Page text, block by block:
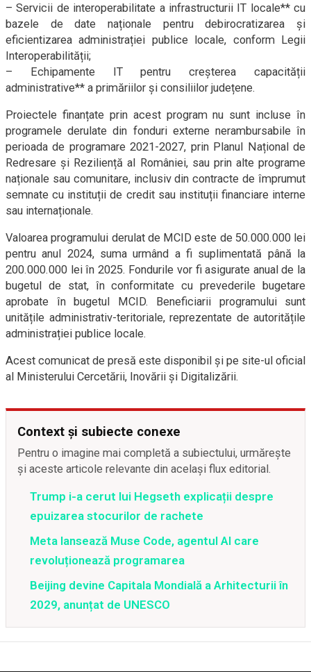
– Servicii de interoperabilitate a infrastructurii IT locale** cu
bazele de date naționale pentru debirocratizarea și
eficientizarea administrației publice locale, conform Legii
Interoperabilității;
– Echipamente IT pentru creșterea capacității
administrative** a primăriilor și consiliilor județene.
Proiectele finanțate prin acest program nu sunt incluse în
programele derulate din fonduri externe nerambursabile în
perioada de programare 2021-2027, prin Planul Național de
Redresare și Reziliență al României, sau prin alte programe
naționale sau comunitare, inclusiv din contracte de împrumut
semnate cu instituții de credit sau instituții financiare interne
sau internaționale.
Valoarea programului derulat de MCID este de 50.000.000 lei
pentru anul 2024, suma urmând a fi suplimentată până la
200.000.000 lei în 2025. Fondurile vor fi asigurate anual de la
bugetul de stat, în conformitate cu prevederile bugetare
aprobate în bugetul MCID. Beneficiarii programului sunt
unitățile administrativ-teritoriale, reprezentate de autoritățile
administrației publice locale.
Acest comunicat de presă este disponibil și pe site-ul oficial
al Ministerului Cercetării, Inovării și Digitalizării.
Context și subiecte conexe
Pentru o imagine mai completă a subiectului, urmărește
și aceste articole relevante din același flux editorial.
Trump i-a cerut lui Hegseth explicații despre
epuizarea stocurilor de rachete
Meta lansează Muse Code, agentul AI care
revoluționează programarea
Beijing devine Capitala Mondială a Arhitecturii în
2029, anunțat de UNESCO